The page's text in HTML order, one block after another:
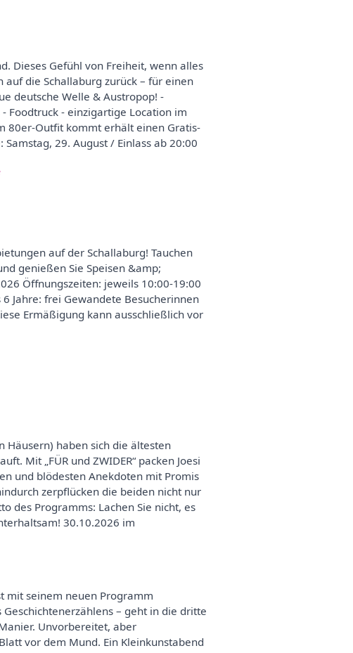
Dieses Gefühl von Freiheit, wenn alles
die Schallaburg zurück – für einen
deutsche Welle & Austropop! -
Foodtruck - einzigartige Location im
80er-Outfit kommt erhält einen Gratis-
29. August / Einlass ab 20:00
auf der Schallaburg! Tauchen
genießen Sie Speisen &amp;
Öffnungszeiten: jeweils 10:00-19:00
Jahre: frei Gewandete Besucherinnen
Ermäßigung kann ausschließlich vor
Häusern) haben sich die ältesten
Mit „FÜR und ZWIDER“ packen Joesi
und blödesten Anekdoten mit Promis
zerpflücken die beiden nicht nur
des Programms: Lachen Sie nicht, es
30.10.2026 im
mit seinem neuen Programm
Geschichtenerzählens – geht in die dritte
Unvorbereitet, aber
vor dem Mund. Ein Kleinkunstabend